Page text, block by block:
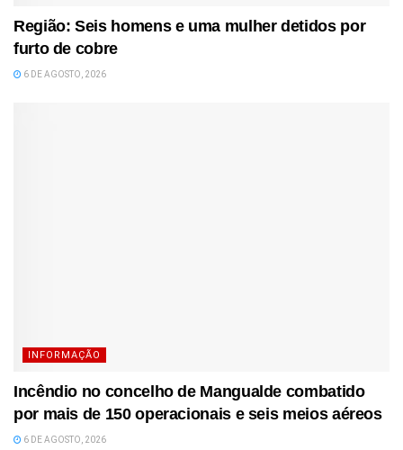
Região: Seis homens e uma mulher detidos por
furto de cobre
6 DE AGOSTO, 2026
INFORMAÇÃO
Incêndio no concelho de Mangualde combatido
por mais de 150 operacionais e seis meios aéreos
6 DE AGOSTO, 2026